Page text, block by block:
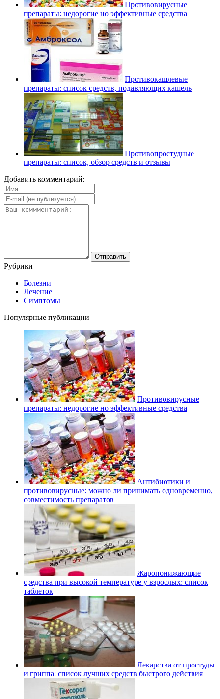
Противовирусные
препараты: недорогие но эффективные средства
Противокашлевые
препараты: список средств, подавляющих кашель
Противопростудные
препараты: список, обзор средств и отзывы
Добавить комментарий:
Рубрики
Болезни
Лечение
Симптомы
Популярные публикации
Противовирусные
препараты: недорогие но эффективные средства
Антибиотики и
противовирусные: можно ли принимать одновременно,
совместимость препаратов
Жаропонижающие
средства при высокой температуре у взрослых: список
таблеток
Лекарства от простуды
и гриппа: список лучших средств быстрого действия